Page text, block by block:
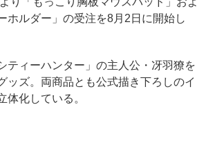
ホルダー」の受注を8月2日に開始し
ティーハンター」の主人公・冴羽獠を
ッズ。両商品とも公式描き下ろしのイ
体化している。